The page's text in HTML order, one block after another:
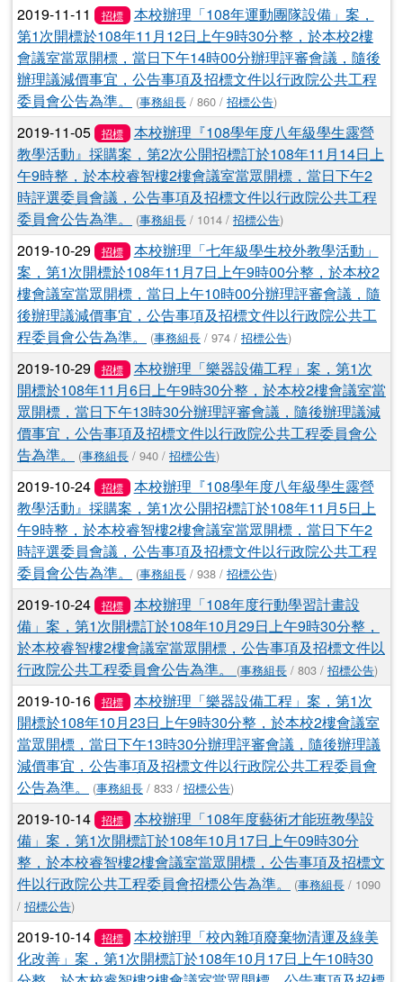
2019-11-11 招標
本校辦理「108年運動團隊設備」案，
第1次開標於108年11月12日上午9時30分整，於本校2樓
會議室當眾開標，當日下午14時00分辦理評審會議，隨後
辦理議減價事宜，公告事項及招標文件以行政院公共工程
委員會公告為準。
(事務組長 / 860 / 招標公告)
2019-11-05 招標
本校辦理『108學年度八年級學生露營
教學活動』採購案，第2次公開招標訂於108年11月14日上
午9時整，於本校睿智樓2樓會議室當眾開標，當日下午2
時評選委員會議，公告事項及招標文件以行政院公共工程
委員會公告為準。
(事務組長 / 1014 / 招標公告)
2019-10-29 招標
本校辦理「七年級學生校外教學活動」
案，第1次開標於108年11月7日上午9時00分整，於本校2
樓會議室當眾開標，當日上午10時00分辦理評審會議，隨
後辦理議減價事宜，公告事項及招標文件以行政院公共工
程委員會公告為準。
(事務組長 / 974 / 招標公告)
2019-10-29 招標
本校辦理「樂器設備工程」案，第1次
開標於108年11月6日上午9時30分整，於本校2樓會議室當
眾開標，當日下午13時30分辦理評審會議，隨後辦理議減
價事宜，公告事項及招標文件以行政院公共工程委員會公
告為準。
(事務組長 / 940 / 招標公告)
2019-10-24 招標
本校辦理『108學年度八年級學生露營
教學活動』採購案，第1次公開招標訂於108年11月5日上
午9時整，於本校睿智樓2樓會議室當眾開標，當日下午2
時評選委員會議，公告事項及招標文件以行政院公共工程
委員會公告為準。
(事務組長 / 938 / 招標公告)
2019-10-24 招標
本校辦理「108年度行動學習計畫設
備」案，第1次開標訂於108年10月29日上午9時30分整，
於本校睿智樓2樓會議室當眾開標，公告事項及招標文件以
行政院公共工程委員會公告為準。
(事務組長 / 803 / 招標公告)
2019-10-16 招標
本校辦理「樂器設備工程」案，第1次
開標於108年10月23日上午9時30分整，於本校2樓會議室
當眾開標，當日下午13時30分辦理評審會議，隨後辦理議
減價事宜，公告事項及招標文件以行政院公共工程委員會
公告為準。
(事務組長 / 833 / 招標公告)
2019-10-14 招標
本校辦理「108年度藝術才能班教學設
備」案，第1次開標訂於108年10月17日上午09時30分
整，於本校睿智樓2樓會議室當眾開標，公告事項及招標文
件以行政院公共工程委員會招標公告為準。
(事務組長 / 1090
/ 招標公告)
2019-10-14 招標
本校辦理「校內雜項廢棄物清運及綠美
化改善」案，第1次開標訂於108年10月17日上午10時30